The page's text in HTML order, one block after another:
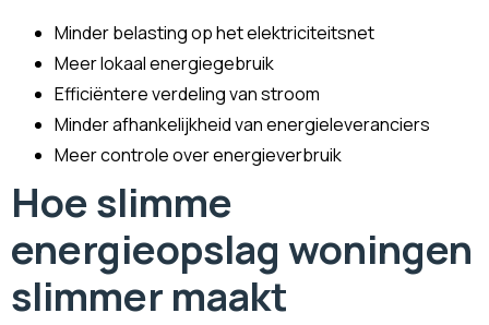
Minder belasting op het elektriciteitsnet
Meer lokaal energiegebruik
Efficiëntere verdeling van stroom
Minder afhankelijkheid van energieleveranciers
Meer controle over energieverbruik
Hoe slimme
energieopslag woningen
slimmer maakt